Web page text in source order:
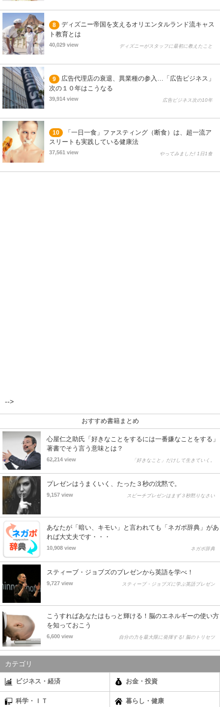
8
ディズニー帝国を支えるオリエンタルランド流キャス
ト教育とは
40,029 view ディズニーがスタッフに最初に教えたこと
9
広告代理店の衰退、異業種の参入…「広告ビジネス」
次の１０年はこうなる
39,914 view 広告ビジネス次の10年
10
「一日一食」ファスティング（断食）は、超一流ア
スリートも実践している健康法
37,561 view やってみました! 1日1食
-->
おすすめ書籍まとめ
心屋仁之助氏「好きなことをするには一番嫌なことをする」
著書でそう言う意味とは？
62,214 view 「好きなこと」だけして生きていく。
プレゼンはうまくいく、たった３秒の沈黙で。
9,157 view スピーチプレゼンはまず３秒黙りなさい
あなたが「暗い、キモい」と言われても「ネガポ辞典」があ
れば大丈夫です・・・
10,908 view ネガポ辞典
スティーブ・ジョブズのプレゼンから英語を学べ！
9,727 view スティーブ・ジョブズに学ぶ英語プレゼン
こうすればあなたはもっと輝ける！脳のエネルギーの使い方
を知っておこう
6,600 view 自分の力を最大限に発揮する! 脳のトリセツ
カテゴリ
ビジネス・経済 お金・投資
科学・ＩＴ 暮らし・健康